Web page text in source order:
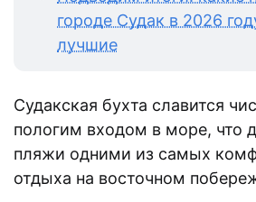
Судакская бухта славится
пологим входом в море, что
пляжи одними из самых
отдыха на восточном
городе Судак в 2026
лучшие